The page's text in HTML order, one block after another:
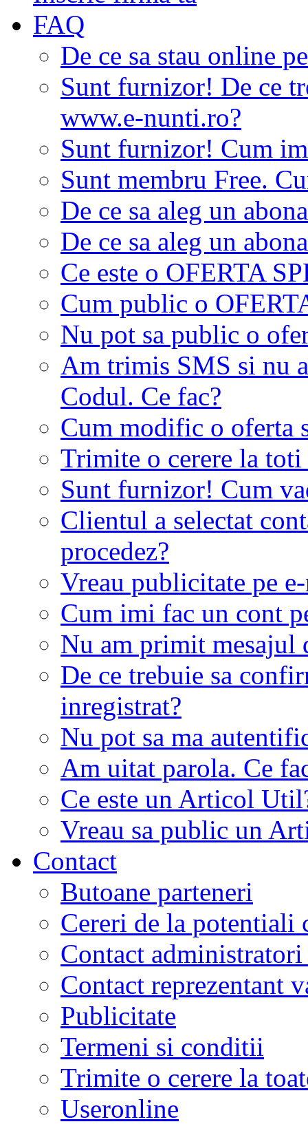
FAQ
De ce sa stau online
Sunt furnizor! De ce
www.e-nunti.ro?
Sunt furnizor! Cum
Sunt membru Free.
De ce sa aleg un
De ce sa aleg un
Ce este o OFERTA
Cum public o
Nu pot sa public o
Am trimis SMS si nu
Codul. Ce fac?
Cum modific o oferta
Trimite o cerere la
Sunt furnizor! Cum
Clientul a selectat
procedez?
Vreau publicitate pe
Cum imi fac un cont
Nu am primit mesajul
De ce trebuie sa
inregistrat?
Nu pot sa ma
Am uitat parola. Ce
Ce este un Articol
Vreau sa public un
Contact
Butoane parteneri
Cereri de la potentiali
Contact
Contact reprezentant
Publicitate
Termeni si conditii
Trimite o cerere la
Useronline